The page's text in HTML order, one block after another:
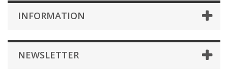
INFORMATION
NEWSLETTER